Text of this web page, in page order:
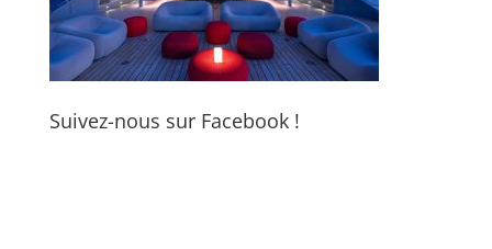
Suivez-nous sur Facebook !